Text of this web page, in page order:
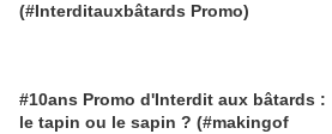
(#Interditauxbâtards Promo)
#10ans Promo d'Interdit aux bâtards :
le tapin ou le sapin ? (#makingof